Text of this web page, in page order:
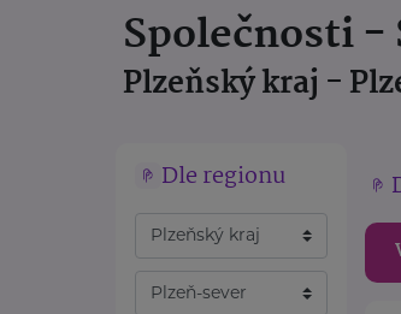
Společnosti
Plzeňský kraj -
Dle regionu